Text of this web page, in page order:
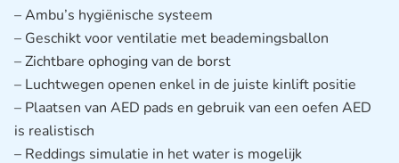
– Ambu’s hygiënische systeem
– Geschikt voor ventilatie met beademingsballon
– Zichtbare ophoging van de borst
– Luchtwegen openen enkel in de juiste kinlift positie
– Plaatsen van AED pads en gebruik van een oefen AED
is realistisch
– Reddings simulatie in het water is mogelijk